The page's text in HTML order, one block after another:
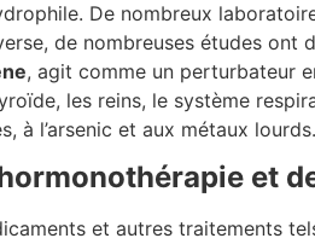
De nombreux
de nombreuses études ont
, agit comme un perturbateur
les reins, le système
à l’arsenic et aux métaux lourds.
et
et autres traitements